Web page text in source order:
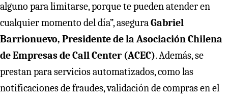
alguno para limitarse, porque te pueden atender en
cualquier momento del día”, aseguraGabriel
Barrionuevo, Presidente de la Asociación Chilena
de Empresas de Call Center (ACEC). Además, se
prestan para servicios automatizados, como las
notificaciones de fraudes, validación de compras en el